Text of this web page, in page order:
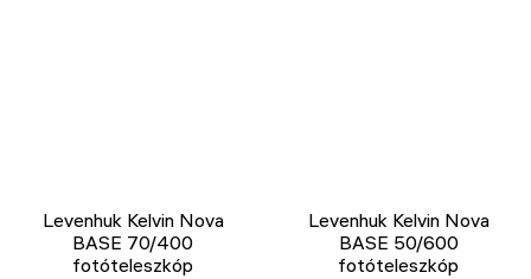
Levenhuk Kelvin Nova
BASE 70/400
fotóteleszkóp
Levenhuk Kelvin Nova
BASE 50/600
fotóteleszkóp